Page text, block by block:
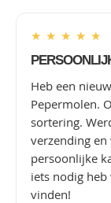
★ ★ ★ ★ ★
Heb een
Pepermolen.
sortering.
verzending
persoonlijke
iets nodig
vinden!